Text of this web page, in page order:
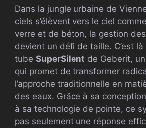
Dans la jungle urbaine de
ciels s’élèvent vers le ciel
verre et de béton, la gestion des
devient un défi de taille. C’est là
tube SuperSilent de Geberit,
qui promet de transformer
l’approche traditionnelle en
des eaux. Grâce à sa
à sa technologie de pointe, ce
pas seulement une réponse